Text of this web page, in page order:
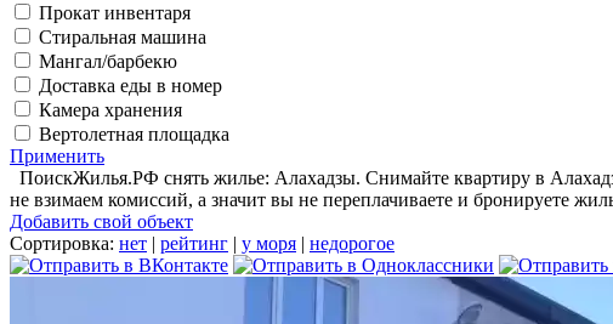
Прокат инвентаря
Стиральная машина
Мангал/барбекю
Доставка еды в номер
Камера хранения
Вертолетная площадка
Применить
ПоискЖилья.РФ снять жилье: Алахадзы. Снимайте квартиру в
не взимаем комиссий, а значит вы не переплачиваете и бронируете
Добавить свой объект
Сортировка: нет | рейтинг | у моря | недорогое